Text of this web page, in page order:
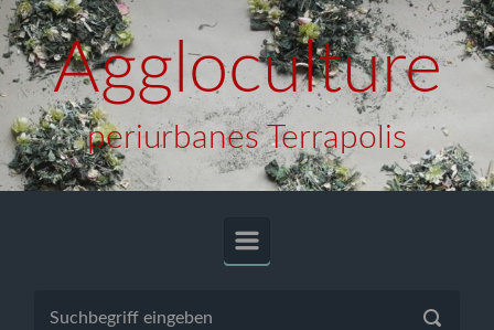
Zum Hauptinhalt springen
Aggloculture
periurbanes Terrapolis